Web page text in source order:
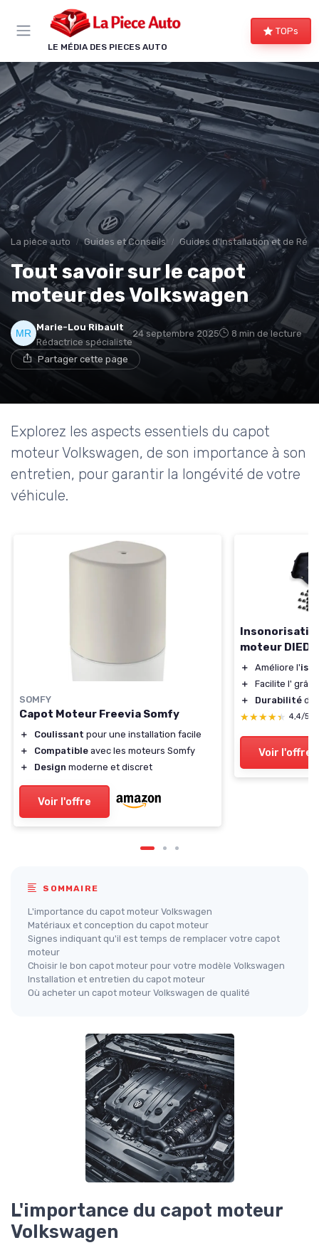
LE MÉDIA DES PIECES AUTO
TOPs
La piece auto Guides et Conseils Guides d'Installation et de
Tout savoir sur le capot
moteur des Volkswagen
Marie-Lou Ribault
Rédactrice spécialiste
24 septembre 2025 8 min de lecture
Partager cette page
Explorez les aspects essentiels du capot
moteur Volkswagen, de son importance à son
entretien, pour garantir la longévité de votre
véhicule.
SOMFY
Capot Moteur Freevia Somfy
＋ Coulissant pour une installation facile
＋
Compatible avec les moteurs Somfy
＋
Design moderne et discret
Voir l'offre
moteur
＋ Améliore l'
＋
Facilite l'
＋
Durabilité
★★★★★
★★★★★ 4,4/5
Voir l'offre
SOMMAIRE
L'importance du capot moteur Volkswagen
Matériaux et conception du capot moteur
Signes indiquant qu'il est temps de remplacer votre capot
moteur
Choisir le bon capot moteur pour votre modèle Volkswagen
Installation et entretien du capot moteur
Où acheter un capot moteur Volkswagen de qualité
L'importance du capot moteur
Volkswagen
Panneau de gestion des cookies